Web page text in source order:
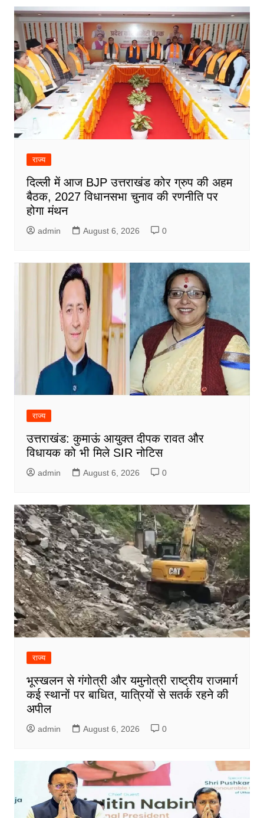
राज्य
दिल्ली में आज BJP उत्तराखंड कोर ग्रुप की अहम
बैठक, 2027 विधानसभा चुनाव की रणनीति पर
होगा मंथन
admin August 6, 2026 0
राज्य
उत्तराखंड: कुमाऊं आयुक्त दीपक रावत और
विधायक को भी मिले SIR नोटिस
admin August 6, 2026 0
राज्य
भूस्खलन से गंगोत्री और यमुनोत्री राष्ट्रीय राजमार्ग
कई स्थानों पर बाधित, यात्रियों से सतर्क रहने की
अपील
admin August 6, 2026 0